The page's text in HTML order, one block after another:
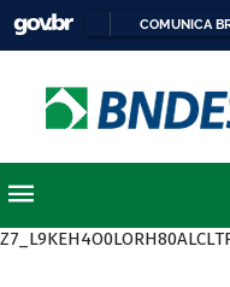
COMUNICA